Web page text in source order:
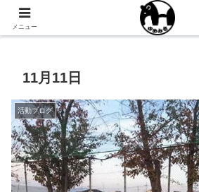
NPO法人ゆめみるオフィシ
11月11日
活動ブログ
メニュー